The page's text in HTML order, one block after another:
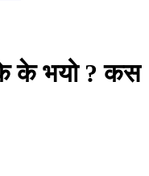
के भयो ? कस